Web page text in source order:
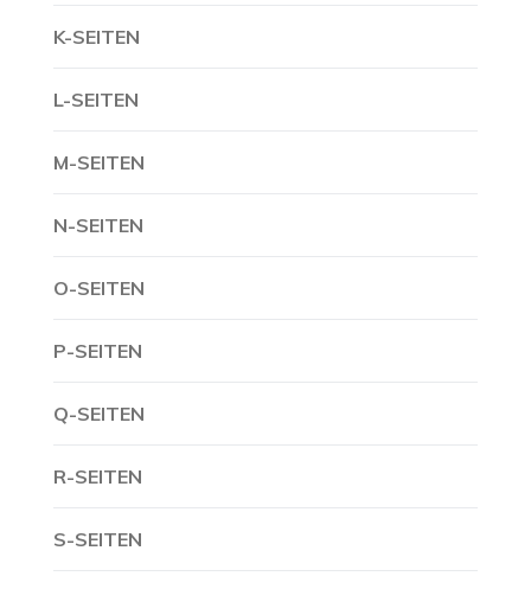
K-SEITEN
L-SEITEN
M-SEITEN
N-SEITEN
O-SEITEN
P-SEITEN
Q-SEITEN
R-SEITEN
S-SEITEN